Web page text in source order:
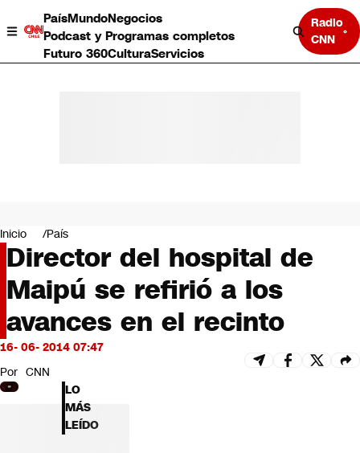
PaísMundoNegocios
Podcast y Programas completos
Futuro 360CulturaServicios
Radio
CNN
Negocios
Deportes
Programas completos
Cultura
Servicios
Bits
CNN tiempo
Futuro 360
Opinión
Inicio País
Director del hospital de
Maipú se refirió a los
avances en el recinto
16- 06- 2014 07:47
Por CNN
LO
MÁS
LEÍDO